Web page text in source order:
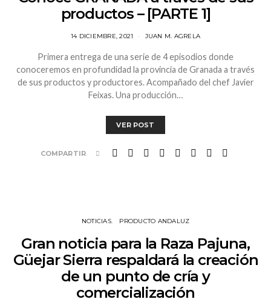
productos – [PARTE 1]
14 DICIEMBRE, 2021 JUAN M. AGRELA
Primera entrega de una serie de 4 episodios donde
conoceremos en profundidad la provincia de Granada a través
de sus productos y productores. Acompañado del chef Javier
Feixas. Una producción…
VER POST
COMPARTIR
NOTICIAS PRODUCTO ANDALUZ
Gran noticia para la Raza Pajuna,
Güejar Sierra respaldará la creación
de un punto de cría y
comercialización